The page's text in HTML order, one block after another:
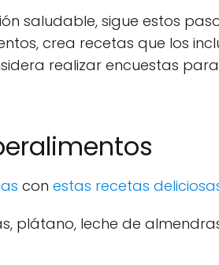
saludable, sigue estos
crea recetas que los
realizar encuestas
con estas recetas
plátano, leche de